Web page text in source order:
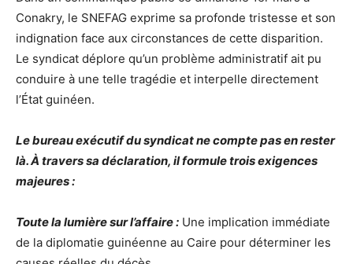
Conakry, le SNEFAG exprime sa profonde tristesse et son
indignation face aux circonstances de cette disparition.
Le syndicat déplore qu’un problème administratif ait pu
conduire à une telle tragédie et interpelle directement
l’État guinéen.
Le bureau exécutif du syndicat ne compte pas en rester
là. À travers sa déclaration, il formule trois exigences
majeures :
Toute la lumière sur l’affaire : Une implication immédiate
de la diplomatie guinéenne au Caire pour déterminer les